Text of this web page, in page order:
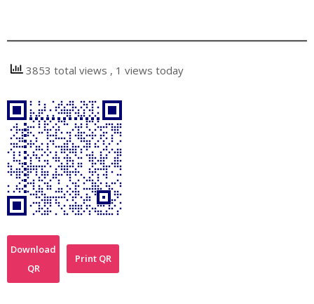
3853 total views , 1 views today
Download
QR
Print QR